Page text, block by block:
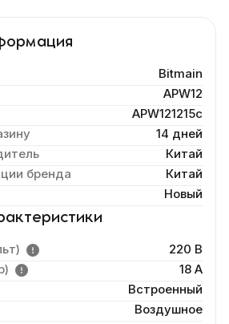
Bitmain
APW12
APW121215c
14 дней
Китай
бренда
Китай
Новый
220 В
18 A
Встроенный
Воздушное